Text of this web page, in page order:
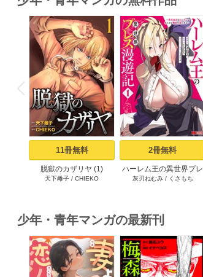
P
r
e
v
i
o
u
s
11冊無料
脱獄のカザリヤ (1)
天下雌子 / CHIEKO
2冊無料
ハーレム王の異世界プレ
ス漫遊記 ～最強無双のお
1巻
灰刃ねむみ/ くさもち
少年・青年マンガの最新刊